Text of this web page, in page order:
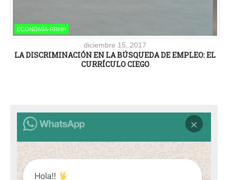
ECONOMÍA-RRHH
diciembre 15, 2017
LA DISCRIMINACIÓN EN LA BÚSQUEDA DE EMPLEO: EL
CURRÍCULO CIEGO